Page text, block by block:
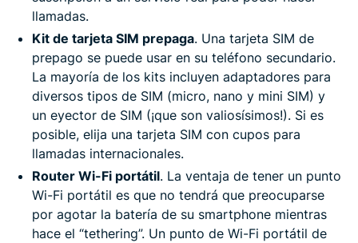
llamadas.
Kit de tarjeta SIM prepaga. Una tarjeta SIM de
prepago se puede usar en su teléfono secundario.
La mayoría de los kits incluyen adaptadores para
diversos tipos de SIM (micro, nano y mini SIM) y
un eyector de SIM (¡que son valiosísimos!). Si es
posible, elija una tarjeta SIM con cupos para
llamadas internacionales.
Router Wi-Fi portátil. La ventaja de tener un punto
Wi-Fi portátil es que no tendrá que preocuparse
por agotar la batería de su smartphone mientras
hace el “tethering”. Un punto de Wi-Fi portátil de